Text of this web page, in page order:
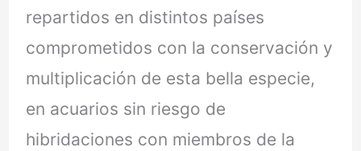
repartidos en distintos países
comprometidos con la conservación y
multiplicación de esta bella especie,
en acuarios sin riesgo de
hibridaciones con miembros de la